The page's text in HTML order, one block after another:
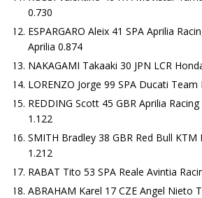
0.730
ESPARGARO Aleix 41 SPA Aprilia
Aprilia 0.874
NAKAGAMI Takaaki 30 JPN LCR
LORENZO Jorge 99 SPA Ducati Team
REDDING Scott 45 GBR Aprilia
1.122
SMITH Bradley 38 GBR Red Bull KTM
1.212
RABAT Tito 53 SPA Reale Avintia
ABRAHAM Karel 17 CZE Angel Nieto